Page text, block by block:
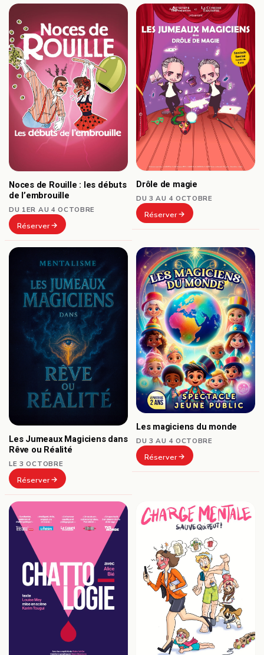
Noces de Rouille : les débuts
de l’embrouille
DU 1ER AU 4 OCTOBRE
Réserver
Drôle de magie
DU 3 AU 4 OCTOBRE
Réserver
Les Jumeaux Magiciens dans
Rêve ou Réalité
LE 3 OCTOBRE
Réserver
Les magiciens du monde
DU 3 AU 4 OCTOBRE
Réserver